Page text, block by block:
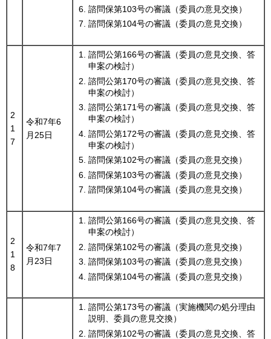
諮問保第103号の審議（委員の意見交換）
諮問保第104号の審議（委員の意見交換）
2
1
7
令和7年6
月25日
諮問公第166号の審議（委員の意見交換、答
申案の検討）
諮問公第170号の審議（委員の意見交換、答
申案の検討）
諮問公第171号の審議（委員の意見交換、答
申案の検討）
諮問公第172号の審議（委員の意見交換、答
申案の検討）
諮問保第102号の審議（委員の意見交換）
諮問保第103号の審議（委員の意見交換）
諮問保第104号の審議（委員の意見交換）
2
1
8
令和7年7
月23日
諮問公第166号の審議（委員の意見交換、答
申案の検討）
諮問保第102号の審議（委員の意見交換）
諮問保第103号の審議（委員の意見交換）
諮問保第104号の審議（委員の意見交換）
諮問公第173号の審議（実施機関の処分理由
説明、委員の意見交換）
諮問保第102号の審議（委員の意見交換、答